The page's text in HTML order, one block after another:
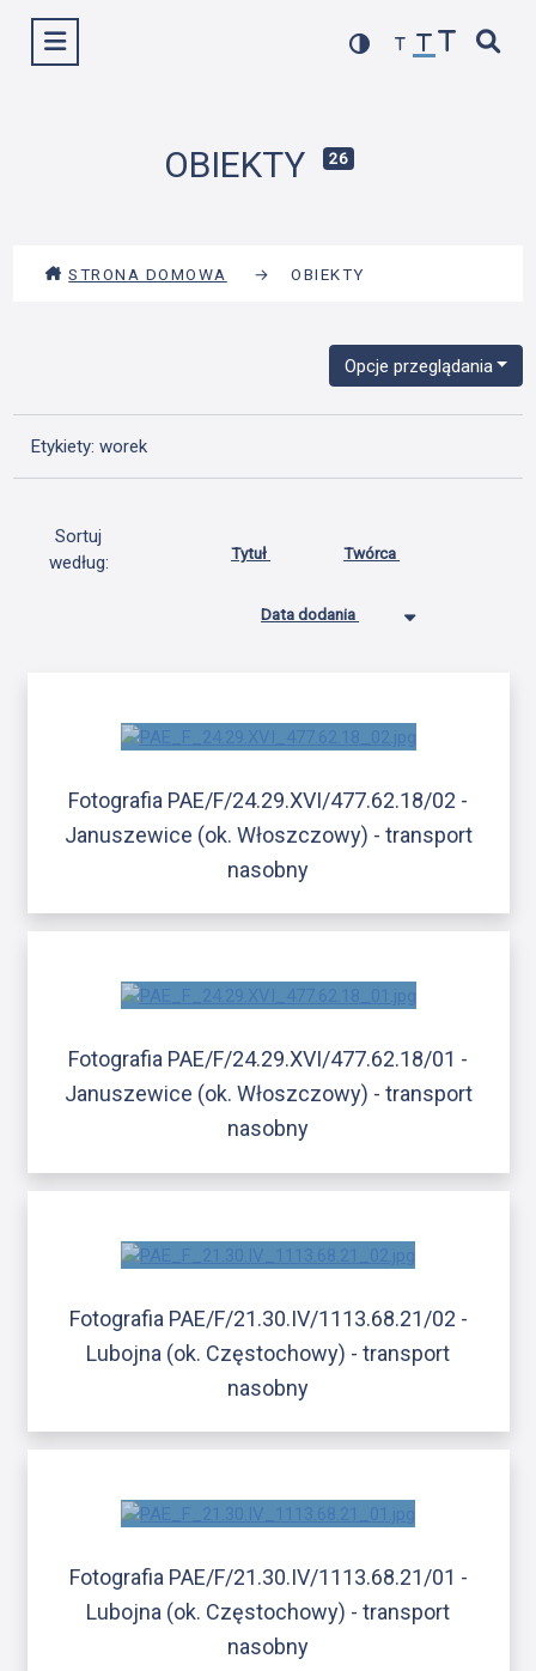
Wyświetl menu
OBIEKTY 26
STRONA DOMOWA → OBIEKTY
Opcje przeglądania
Etykiety: worek
Sortuj
według:
Tytuł Twórca
Data dodania
Fotografia PAE/F/24.29.XVI/477.62.18/02 -
Januszewice (ok. Włoszczowy) - transport
nasobny
Fotografia PAE/F/24.29.XVI/477.62.18/01 -
Januszewice (ok. Włoszczowy) - transport
nasobny
Fotografia PAE/F/21.30.IV/1113.68.21/02 -
Lubojna (ok. Częstochowy) - transport
nasobny
Fotografia PAE/F/21.30.IV/1113.68.21/01 -
Lubojna (ok. Częstochowy) - transport
nasobny